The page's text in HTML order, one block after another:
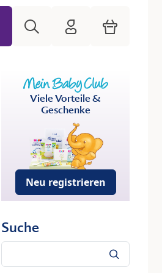
HiPP Mein Babyclub
Warenkorb
Viele Vorteile &
Geschenke
Neu registrieren
Suche